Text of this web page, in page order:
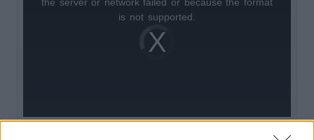
Video
Player
loading.
is not supported.